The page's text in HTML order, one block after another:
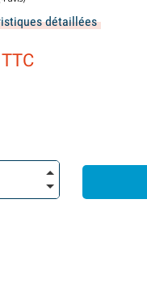
détaillées
TTC